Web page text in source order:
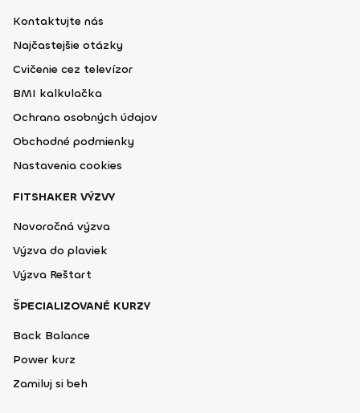
Kontaktujte nás
Najčastejšie otázky
Cvičenie cez televízor
BMI kalkulačka
Ochrana osobných údajov
Obchodné podmienky
Nastavenia cookies
FITSHAKER VÝZVY
Novoročná výzva
Výzva do plaviek
Výzva Reštart
ŠPECIALIZOVANÉ KURZY
Back Balance
Power kurz
Zamiluj si beh